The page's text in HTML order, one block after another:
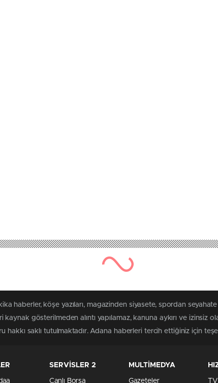
haberler, köşe yazıları, magazinden siyasete, spordan
gösterilmeden alıntı yapılamaz, kanuna aykırı ve izinsiz
hakkı saklı tutulmaktadır. Adana haberleri tercih ettiğiniz için
SERVİSLER 2
Canlı Borsa
MULTİMEDYA
Gazeteler